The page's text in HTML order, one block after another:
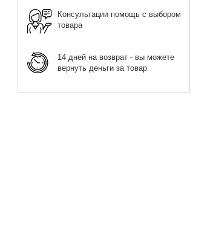
Консультации помощь с выбором
товара
14 дней на возврат - вы можете
вернуть деньги за товар